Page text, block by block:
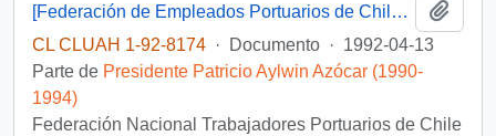
[Federación de Empleados Portuarios de Chile plantea inquietudes de trabajadores]
CL CLUAH 1-92-8174 · Documento · 1992-04-13
Parte de Presidente Patricio Aylwin Azócar (1990-
1994)
Federación Nacional Trabajadores Portuarios de Chile